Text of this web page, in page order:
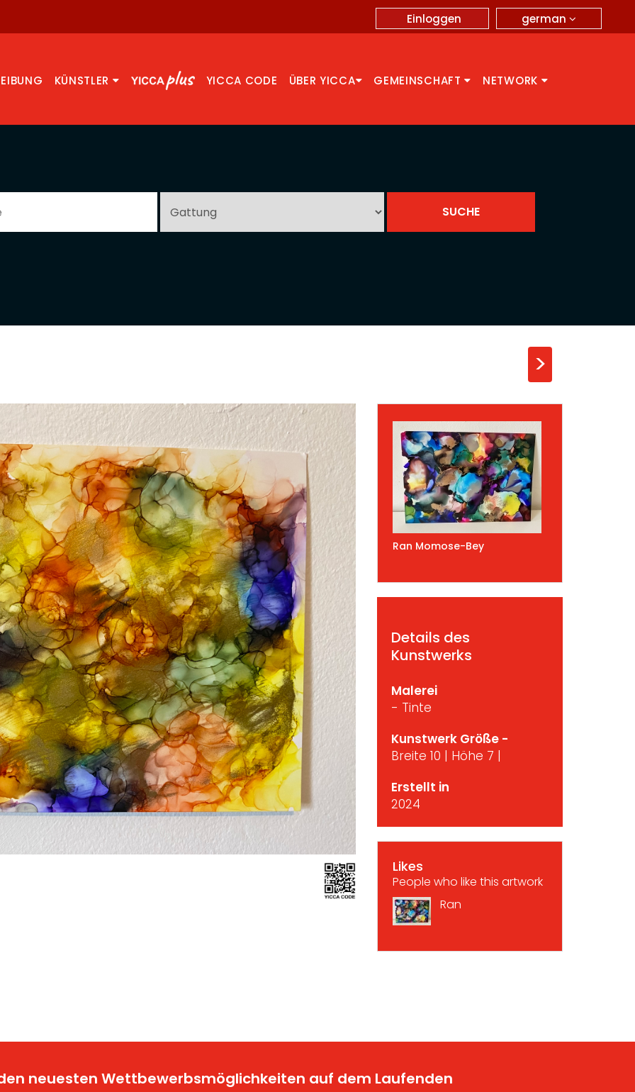
german
Einloggen
KÜNSTLER YICCA CODE ÜBER YICCA GEMEINSCHAFT NETWORK
>
Ran Momose-Bey
Details des
Kunstwerks
Malerei
- Tinte
Kunstwerk Größe -
Breite 10 | Höhe 7 |
Erstellt in
2024
Likes
People who like this artwork
Ran
neuesten Wettbewerbsmöglichkeiten auf dem Laufenden